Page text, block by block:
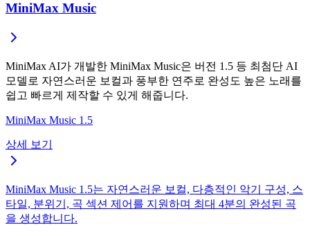
MiniMax Music
MiniMax AI가 개발한 MiniMax Music은 버전 1.5 등 최첨단 AI
모델로 자연스러운 보컬과 풍부한 연주로 완성도 높은 노래를
쉽고 빠르게 제작할 수 있게 해줍니다.
MiniMax Music 1.5
상세 보기
MiniMax Music 1.5는 자연스러운 보컬, 다층적인 악기 구성, 스
타일, 분위기, 곡 섹션 제어를 지원하며 최대 4분의 완성된 곡
을 생성합니다.